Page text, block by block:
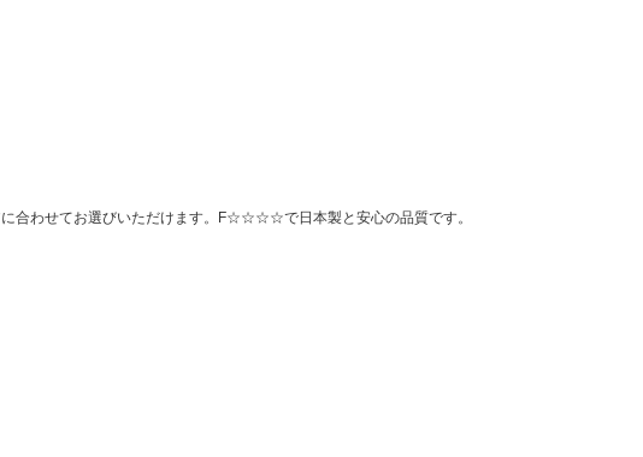
合わせてお選びいただけます。F☆☆☆☆で日本製と安心の品質です。